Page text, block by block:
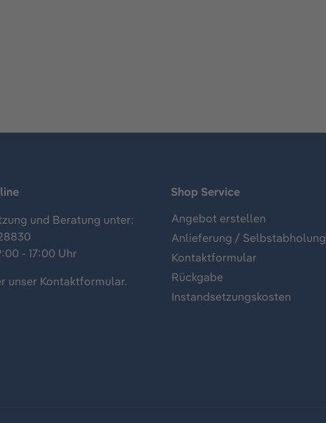
und Beratung unter:
- 17:00 Uhr
unser Kontaktformular.
Shop Service
Angebot erstellen
Anlieferung / Selbstabholung
Kontaktformular
Rückgabe
Instandsetzungskosten